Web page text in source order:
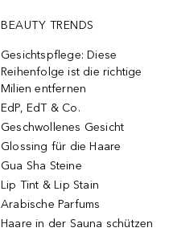
BEAUTY TRENDS
Gesichtspflege: Diese
Reihenfolge ist die richtige
Milien entfernen
EdP, EdT & Co.
Geschwollenes Gesicht
Glossing für die Haare
Gua Sha Steine
Lip Tint & Lip Stain
Arabische Parfums
Haare in der Sauna schützen